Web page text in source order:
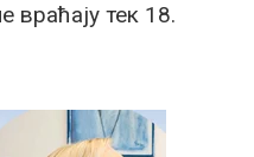
враћају тек 18.